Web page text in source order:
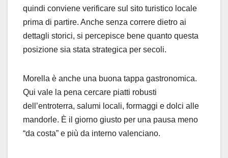
quindi conviene verificare sul sito turistico locale
prima di partire. Anche senza correre dietro ai
dettagli storici, si percepisce bene quanto questa
posizione sia stata strategica per secoli.
Morella è anche una buona tappa gastronomica.
Qui vale la pena cercare piatti robusti
dell’entroterra, salumi locali, formaggi e dolci alle
mandorle. È il giorno giusto per una pausa meno
“da costa” e più da interno valenciano.